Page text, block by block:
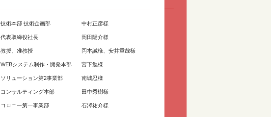
技術本部 技術企画部
代表取締役社長
教授、准教授
WEBシステム制作・開発本部
ソリューション第2事業部
コンサルティング本部
コロニー第一事業部
中村正彦様
岡田陽介様
岡本誠様、安井重哉様
宮下勉様
南城忍様
田中秀樹様
石澤祐介様